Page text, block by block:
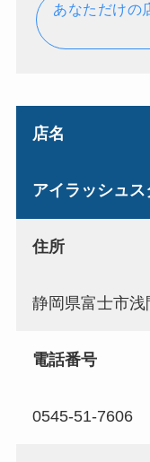
あなただけの
店名
アイラッシュ
住所
静岡県富士市浅
電話番号
0545-51-7606